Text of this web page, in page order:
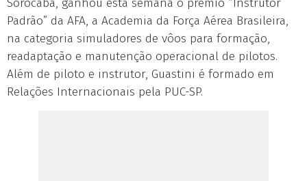
Sorocaba, ganhou esta semana o prêmio “Instrutor
Padrão” da AFA, a Academia da Força Aérea Brasileira,
na categoria simuladores de vôos para formação,
readaptação e manutenção operacional de pilotos.
Além de piloto e instrutor, Guastini é formado em
Relações Internacionais pela PUC-SP.